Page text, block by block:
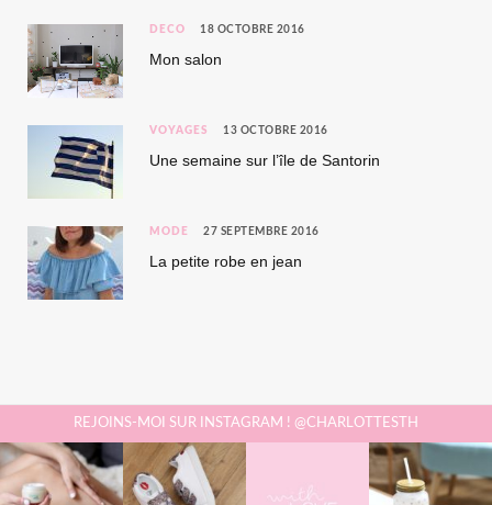
DÉCO 18 OCTOBRE 2016
Mon salon
VOYAGES 13 OCTOBRE 2016
Une semaine sur l’île de Santorin
MODE 27 SEPTEMBRE 2016
La petite robe en jean
REJOINS-MOI SUR INSTAGRAM ! @CHARLOTTESTH